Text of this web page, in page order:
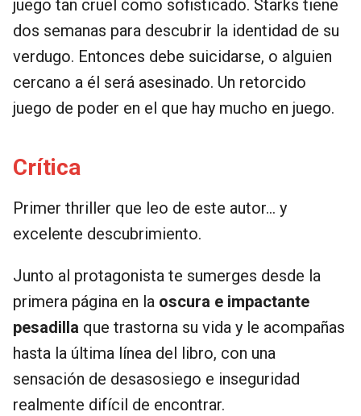
juego tan cruel como sofisticado. Starks tiene
dos semanas para descubrir la identidad de su
verdugo. Entonces debe suicidarse, o alguien
cercano a él será asesinado. Un retorcido
juego de poder en el que hay mucho en juego.
Crítica
Primer thriller que leo de este autor... y
excelente descubrimiento.
Junto al protagonista te sumerges desde la
primera página en la oscura e impactante
pesadilla que trastorna su vida y le acompañas
hasta la última línea del libro, con una
sensación de desasosiego e inseguridad
realmente difícil de encontrar.